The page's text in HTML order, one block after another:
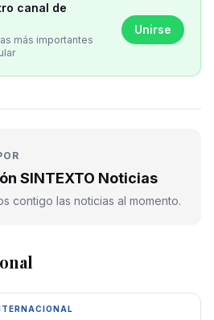
canal de
más importantes
Unirse
SINTEXTO Noticias
contigo las noticias al momento.